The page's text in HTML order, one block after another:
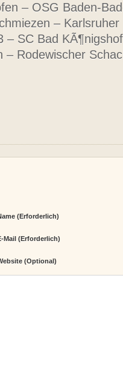
– OSG Baden-
– Karlsruher
– SC Bad
– Rodewischer
(erforderlich)
Mail (erforderlich)
(Optional)